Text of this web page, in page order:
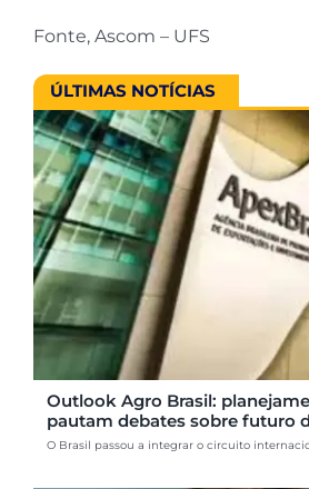
Fonte, Ascom – UFS
ÚLTIMAS NOTÍCIAS
Outlook Agro Brasil:
pautam debates sobre futuro
O Brasil passou a integrar o circuito